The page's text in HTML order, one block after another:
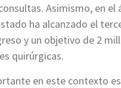
Asimismo, en el
ha alcanzado el
y un objetivo de 2
quirúrgicas.
en este contexto